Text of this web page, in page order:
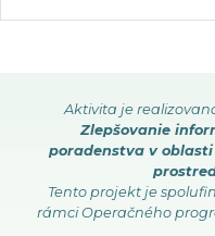
Aktivita je
Zlepšovanie
poradenstva v
Tento projekt je
rámci Operačného